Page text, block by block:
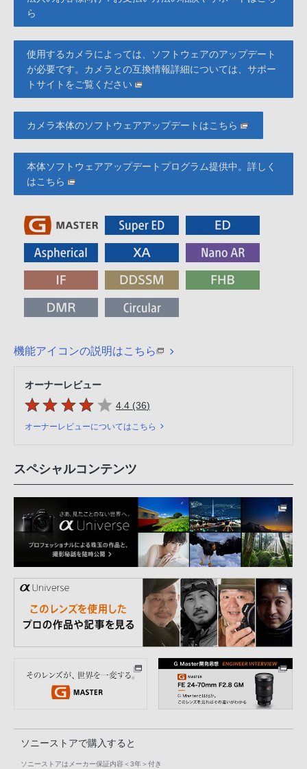
ら
使用するカメラによっては、ソフトウェアのアップデート
が必要です。カメラとの互換情報詳細については、サポー
トサイトをご覧ください
カメラ本体のソフトウェアアップデートはこちら
本体ソフトウェアアップデートプログラム提供中。詳しく
はこちら
機能アイコンの説明はこちら
オーナーレビュー
5つの星のうち
4.4 (36件のレビュー
)
オーナーレビューについてはこちら
スペシャルコンテンツ
ソニーストアで購入すると
ソニーストアはメーカー保証内容 ＜3年＞ 付き